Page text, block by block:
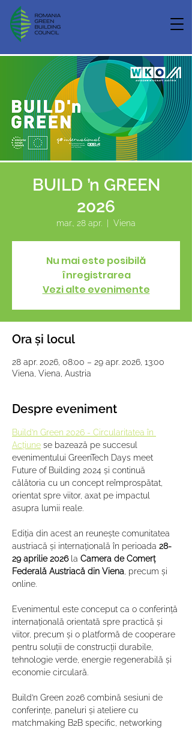
BUILD ’n GREEN
2026
mar., 28 apr. Viena
Nu mai este posibilă
înregistrarea
Vezi alte evenimente
Ora și locul
28 apr. 2026, 08:00 – 29 apr. 2026, 13:00
Viena, Viena, Austria
Despre eveniment
Build’n Green 2026 - Circularitatea în
Acțiune se bazează pe succesul
evenimentului GreenTech Days meet
Future of Building 2024 și continuă
călătoria cu un concept reîmprospătat,
orientat spre viitor, axat pe impactul
asupra lumii reale.
Ediția din acest an reunește comunitatea
austriacă și internațională în perioada 28-
29 aprilie 2026 la Camera de Comerț
Federală Austriacă din Viena , precum și
online.
Evenimentul este conceput ca o conferință
internațională orientată spre practică și
viitor, precum și o platformă de cooperare
pentru soluții de construcții durabile,
tehnologie verde, energie regenerabilă și
economie circulară.
Build’n Green 2026 combină sesiuni de
conferințe, paneluri și ateliere cu
matchmaking B2B specific, networking